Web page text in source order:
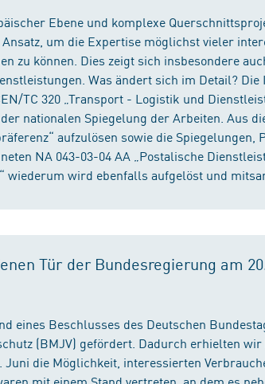
Ebene und komplexe
um die Expertise möglichst vieler
zu können. Dies zeigt sich insbesondere
Was ändert sich im Detail? Die
TC 320 „Transport - Logistik und
nationalen Spiegelung der Arbeiten. Aus
aufzulösen sowie die Spiegelungen,
NA 043-03-04 AA „Postalische
wiederum wird ebenfalls aufgelöst und
Tür der Bundesregierung am
eines Beschlusses des Deutschen
(BMJV) gefördert. Dadurch erhielten wir
die Möglichkeit, interessierten